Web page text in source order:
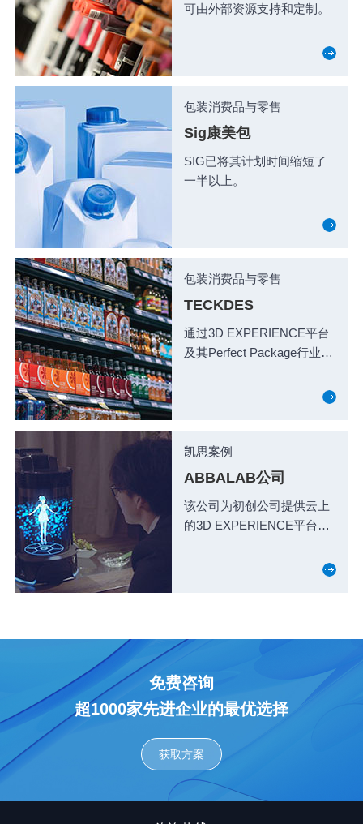
可由外部资源支持和定制。
包装消费品与零售
Sig康美包
SIG已将其计划时间缩短了
一半以上。
包装消费品与零售
TECKDES
通过3D EXPERIENCE平台
及其Perfect Package行业解
凯思案例
ABBALAB公司
该公司为初创公司提供云上
的3D EXPERIENCE平台，
求，避免让他们投资于开发
免费咨询
超1000家先进企业的最优选择
获取方案